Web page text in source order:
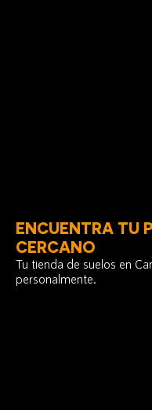
ENCUENTRA TU
CERCANO
Tu tienda de suelos en
personalmente.